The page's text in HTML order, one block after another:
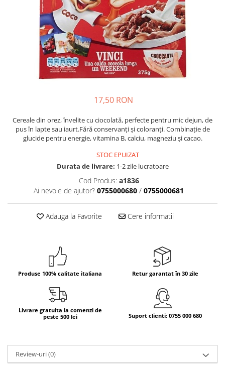
Fructe si legume din Italia
Sosuri Italiene
Sosuri de rosii si pasta de tomate
Sosuri paste
Produse proaspete
Blaturi de pizza
Dulciuri italiene
Biscuiti italieni
Bomboane italiene
Snacksuri italiene
Vinuri italiene
Bauturi aperitive, alcoolice
Sucuri si bauturi racoritoare
Panettone cozonac italian,
Produse fara gluten
Produse de panificatie
Hartie igienica
Solutii curatat suprafete baie
Solutii anticalcar
Igiena casei
Solutie curatat geamuri
Degresant mobila
Parfum, odorizant camera
Solutii anti insecte
Geluri de dus pentru Barbati si
Femei din Italia
Spumant de baie
Sapun Lichid sau Solid
Antibacterian Pentru Fata sau
Servetele umede, nazale
Parfumuri Italiene
Periute de Dinti
Apa de Gura
Igiena intima
17,50 RON
Cereale din orez, învelite cu ciocolată, perfecte pentru mic dejun, de
pus în lapte sau iaurt.Fără conservanţi şi coloranţi. Combinaţie de
glucide pentru energie, vitamina B, calciu, magneziu şi cacao.
STOC EPUIZAT
Durata de livrare: 1-2 zile lucratoare
Cod Produs: a1836
Ai nevoie de ajutor? 0755000680 / 0755000681
Adauga la Favorite Cere informatii
Produse 100% calitate italiana Retur garantat în 30 zile
Livrare gratuita la comenzi de
peste 500 lei
Suport clienti: 0755 000 680
Review-uri(0)